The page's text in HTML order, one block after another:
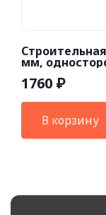
мм,
1760 ₽
В корзину